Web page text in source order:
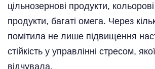
цільнозернові продукти, кольорові
продукти, багаті омега. Через
помітила не лише підвищення
стійкість у управлінні стресом,
відчувала.